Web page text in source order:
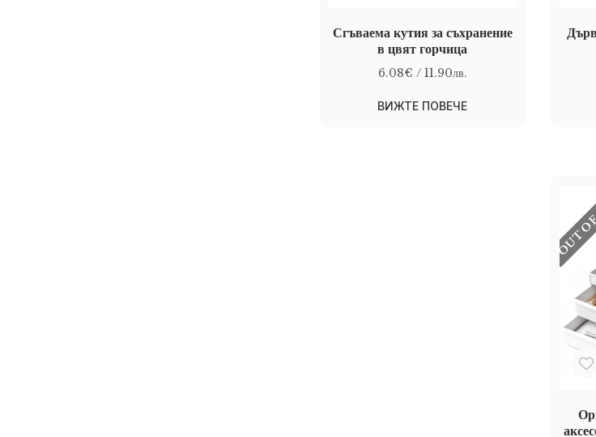
Сгъваема кутия за съхранение
в цвят горчица
6.08€ / 11.90лв.
ВИЖТЕ ПОВЕЧЕ